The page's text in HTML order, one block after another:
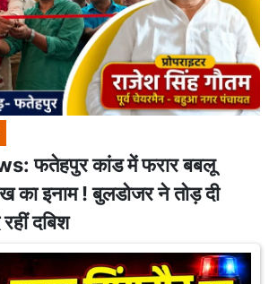
फतेहपुर कांड में फरार बबलू
का इनाम ! बुलडोजर ने तोड़ दी
दबिश